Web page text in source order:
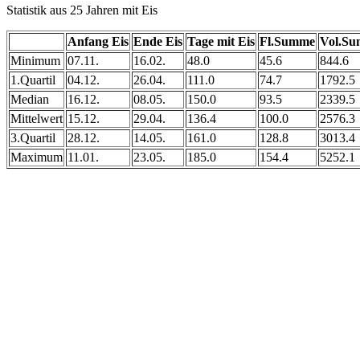
Statistik aus 25 Jahren mit Eis
Anfang Eis Ende Eis Tage mit Eis Fl.Summe
Minimum 07.11. 16.02. 48.0 45.6
844.6
1.Quartil
04.12. 26.04. 111.0 74.7
1792.5
Median
16.12. 08.05. 150.0 93.5
2339.5
Mittelwert 15.12. 29.04. 136.4 100.0
2576.3
3.Quartil
28.12. 14.05. 161.0 128.8
3013.4
Maximum 11.01. 23.05. 185.0 154.4 5252.1